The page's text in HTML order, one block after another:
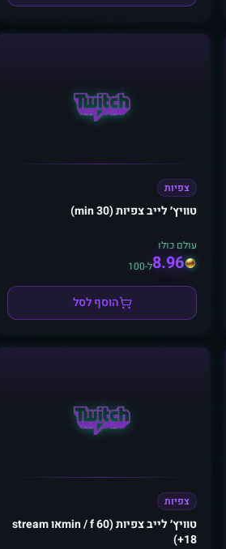
צפיות
טוויץ׳ לייב צפיות (30 min)
עולם כולו
8.96ל-100
הוסף לסל
צפיות
טוויץ׳ לייב צפיות (60 min / fאו stream
18+)